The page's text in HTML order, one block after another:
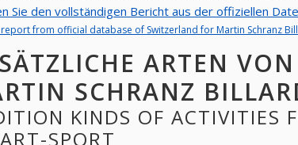
Sie den vollständigen Bericht aus der offiziellen
from official database of Switzerland for Martin Schranz
ARTEN
SCHRANZ
KINDS OF ACTIVITIES
SPORT